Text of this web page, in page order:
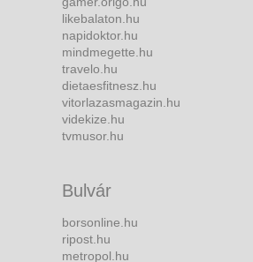
likebalaton.hu
napidoktor.hu
mindmegette.hu
travelo.hu
dietaesfitnesz.hu
vitorlazasmagazin.hu
videkize.hu
tvmusor.hu
Bulvár
borsonline.hu
ripost.hu
metropol.hu